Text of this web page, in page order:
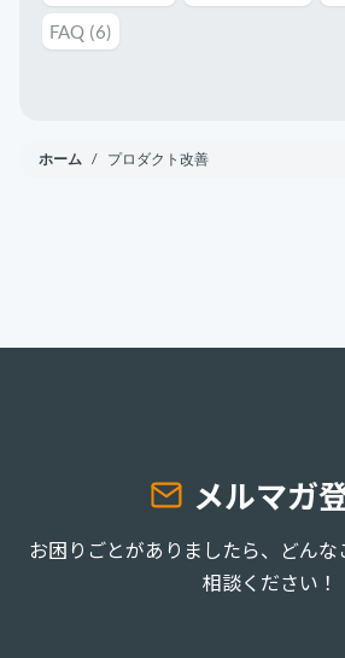
ツール選定・運用支援
Zendesk導入支援
ユーザーインタビュー
相談する
FAQ (6)
ホーム / プロダクト改善
メルマガ
お困りごとがありましたら、どん
相談ください！